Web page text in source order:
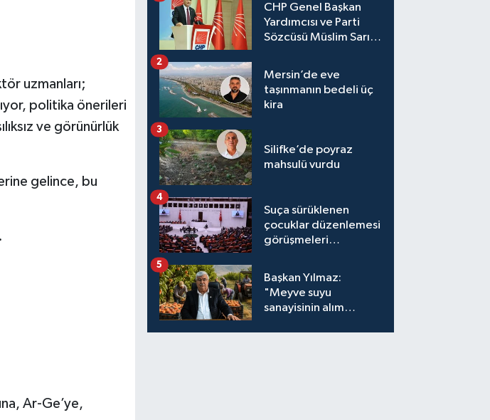
uzmanları;
politika önerileri
ve görünürlük
gelince, bu
Ar-Ge’ye,
CHP Genel Başkan
Yardımcısı ve Parti
Sözcüsü Müslim Sarı,
Mersin’de eve
taşınmanın bedeli üç
kira
2
Silifke’de poyraz
mahsulü vurdu
3
Suça sürüklenen
çocuklar düzenlemesi
görüşmeleri
4
Başkan Yılmaz:
"Meyve suyu
sanayisinin alım
5